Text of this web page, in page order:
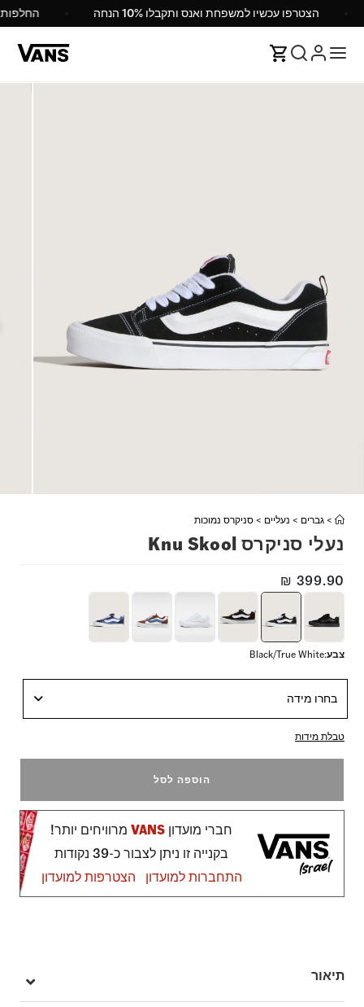
הצטרפו עכשיו למשפחת ואנס ותקבלו 10% הנחה
> גברים > נעליים > סניקרס נמוכות
נעלי סניקרס Knu Skool
₪ 399.90
צבע:
Black/True White
בחרו מידה
טבלת מידות
הוספה לסל
חברי מועדון VANSמרוויחים יותר!
בקנייה זו ניתן לצבור כ-39 נקודות
התחברות למועדון
הצטרפות למועדון
תיאור